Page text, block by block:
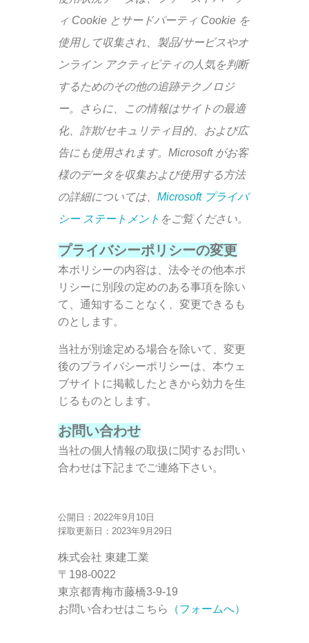
ィ Cookie とサードパーティ Cookie を
使用して収集され、製品/サービスやオ
ンライン アクティビティの人気を判断
するためのその他の追跡テクノロジ
ー。さらに、この情報はサイトの最適
化、詐欺/セキュリティ目的、および広
告にも使用されます。Microsoft がお客
様のデータを収集および使用する方法
の詳細については、 Microsoft プライバ
シー ステートメント をご覧ください。
プライバシーポリシーの変更
本ポリシーの内容は、法令その他本ポ
リシーに別段の定めのある事項を除い
て、通知することなく、変更できるも
のとします。
当社が別途定める場合を除いて、変更
後のプライバシーポリシーは、本ウェ
ブサイトに掲載したときから効力を生
じるものとします。
お問い合わせ
当社の個人情報の取扱に関するお問い
合わせは下記までご連絡下さい。
公開日：2022年9月10日
採取更新日：2023年9月29日
株式会社 東建工業
〒198-0022
東京都青梅市藤橋3-9-19
お問い合わせはこちら
（フォームへ）